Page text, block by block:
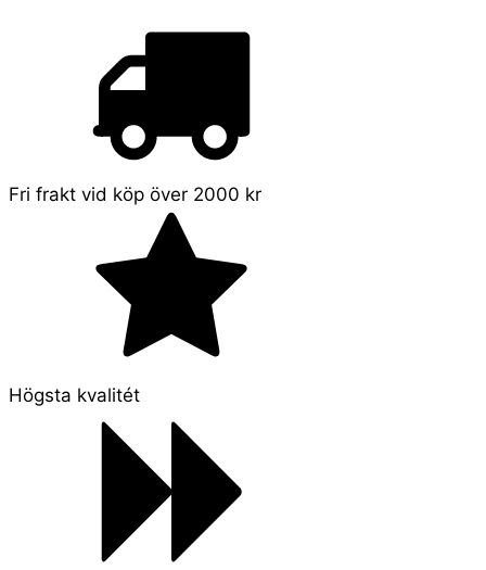
Fri frakt vid köp över 2000 kr
Högsta kvalitét